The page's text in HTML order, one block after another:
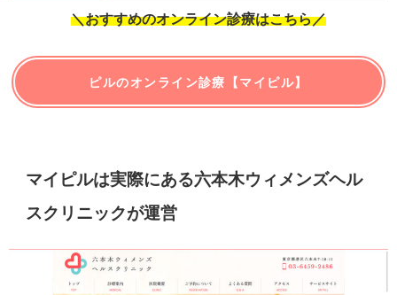
＼おすすめのオンライン診療はこちら／
ピルのオンライン診療【マイピル】
マイピルは実際にある六本木ウィメンズヘル
スクリニックが運営